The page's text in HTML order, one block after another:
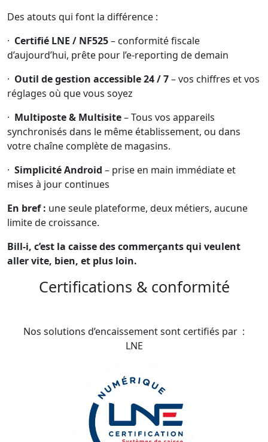
Des atouts qui font la différence :
· Certifié LNE / NF525– conformité fiscale
d’aujourd’hui, prête pour l’e-reporting de demain
· Outil de gestion accessible 24 / 7– vos chiffres et vos
réglages où que vous soyez
· Multiposte & Multisite– Tous vos appareils
synchronisés dans le même établissement, ou dans
votre chaîne complète de magasins.
· Simplicité Android – prise en main immédiate et
mises à jour continues
En bref : une seule plateforme, deux métiers, aucune
limite de croissance.
Bill-i, c’est la caisse des commerçants qui veulent
aller vite, bien, et plus loin.
Certifications & conformité
Nos solutions d’encaissement sont certifiés par :
LNE